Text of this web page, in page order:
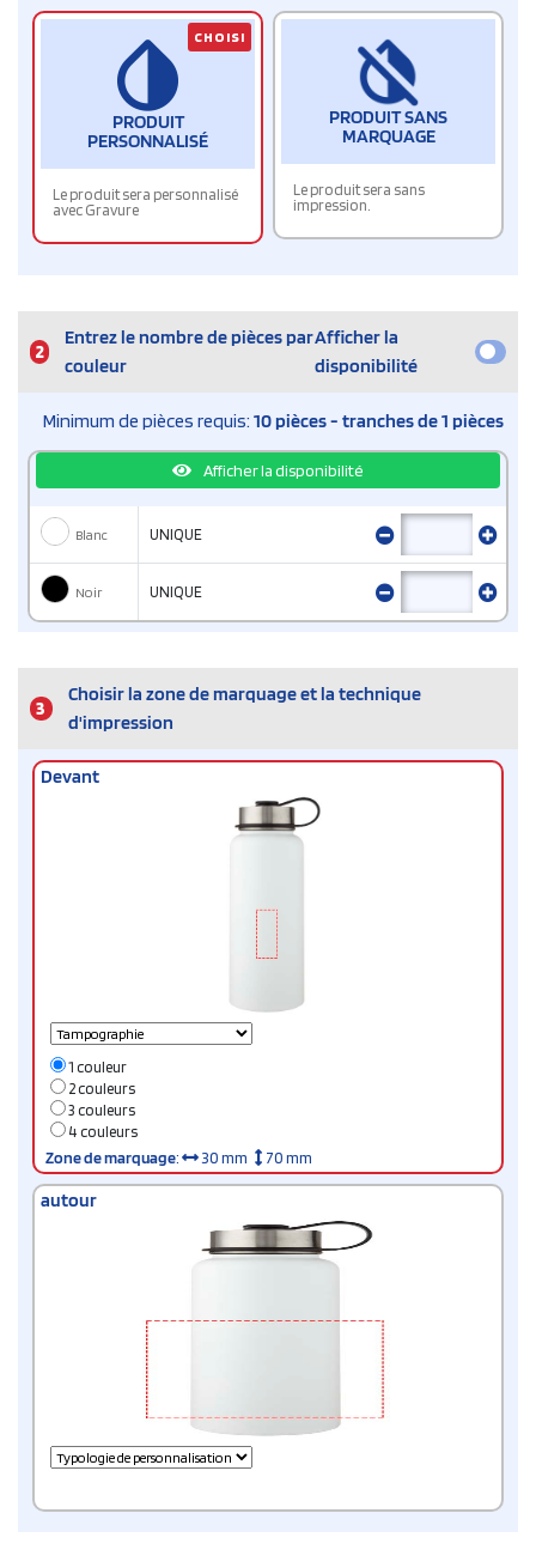
PRODUIT
PERSONNALISÉ
Le produit sera personnalisé
avec Gravure
CHOISI
PRODUIT SANS
MARQUAGE
Le produit sera sans
impression.
2
Entrez le nombre de pièces par
couleur
Afficher la
disponibilité
Minimum de pièces requis: 10 pièces - tranches de 1 pièces
Afficher la disponibilité
Blanc UNIQUE
Noir UNIQUE
3
Choisir la zone de marquage et la technique
d'impression
Devant
1 couleur
2 couleurs
3 couleurs
4 couleurs
Zone de marquage: 30 mm 70 mm
autour